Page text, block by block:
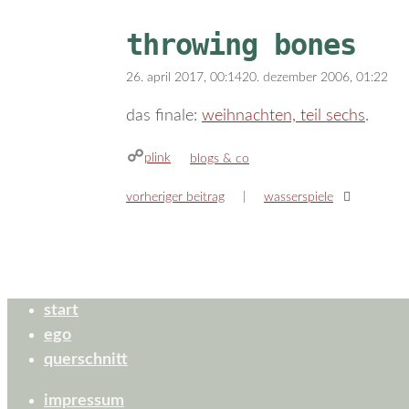
throwing bones
26. april 2017, 00:1420. dezember 2006, 01:22
das finale: weihnachten, teil sechs.
plink kategorien
blogs & co
vorheriger beitrag wasserspiele
start
ego
querschnitt
impressum